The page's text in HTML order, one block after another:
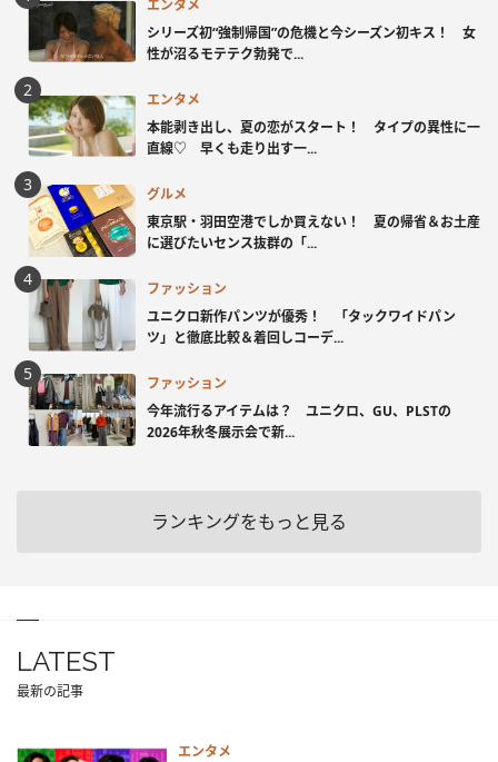
エンタメ
シリーズ初“強制帰国”の危機と今シーズン初キス！ 女
性が沼るモテテク勃発で...
エンタメ
本能剥き出し、夏の恋がスタート！ タイプの異性に一
直線♡ 早くも走り出す一...
グルメ
東京駅・羽田空港でしか買えない！ 夏の帰省＆お土産
に選びたいセンス抜群の「...
ファッション
ユニクロ新作パンツが優秀！ 「タックワイドパン
ツ」と徹底比較＆着回しコーデ...
ファッション
今年流行るアイテムは？ ユニクロ、GU、PLSTの
2026年秋冬展示会で新...
ランキングをもっと見る
LATEST
最新の記事
エンタメ